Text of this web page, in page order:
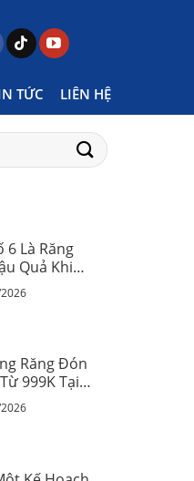
TỨC LIÊN HỆ
có mấy bước"
6 Là Răng
Quả Khi
Số 6
Răng Đón
999K Tại
Vinalign